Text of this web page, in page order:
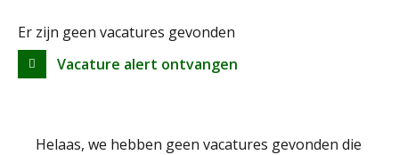
Er zijn geen vacatures gevonden
Vacature alert ontvangen
Helaas, we hebben geen vacatures gevonden die